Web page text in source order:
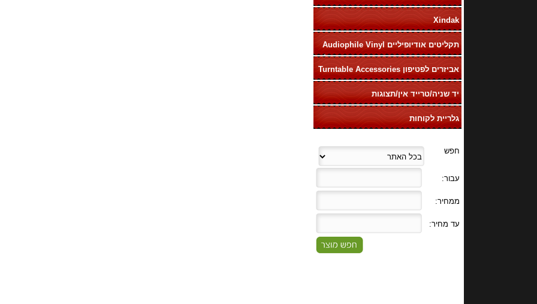
Xindak
תקליטים אודיופיליים Audiophile Vinyl
LP
אביזרים לפטיפון Turntable Accessories
יד שניה/טרייד אין/תצוגות
גלריית לקוחות